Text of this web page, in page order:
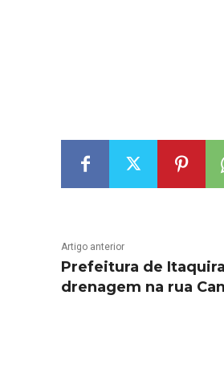
Artigo anterior
Prefeitura de
drenagem na rua